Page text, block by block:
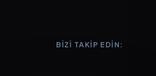
BIZI TAKIP EDIN: